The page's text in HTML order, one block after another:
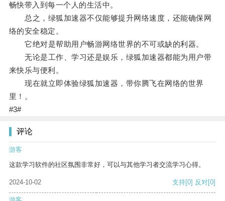
畅快带入到每一个人的生活中。
总之，绿狐加速器不仅能够提升网络速度，还能确保网
络的安全稳定。
它绝对是帮助用户畅游网络世界的不可或缺的利器。
无论是工作、学习还是娱乐，绿狐加速器都能为用户带
来快乐与便利。
现在就立即体验绿狐加速器，带你腾飞在网络的世界
里！。
#3#
评论
游客
这款学习软件的社区氛围非常好，可以与其他学习者交流学习心得。
2024-10-02 支持[0] 反对[0]